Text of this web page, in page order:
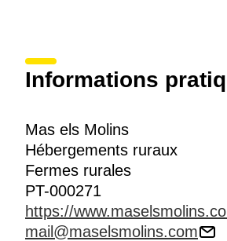
Informations
Mas els Molins
Hébergements ruraux
Fermes rurales
PT-000271
https://
mail@maselsmolins.com